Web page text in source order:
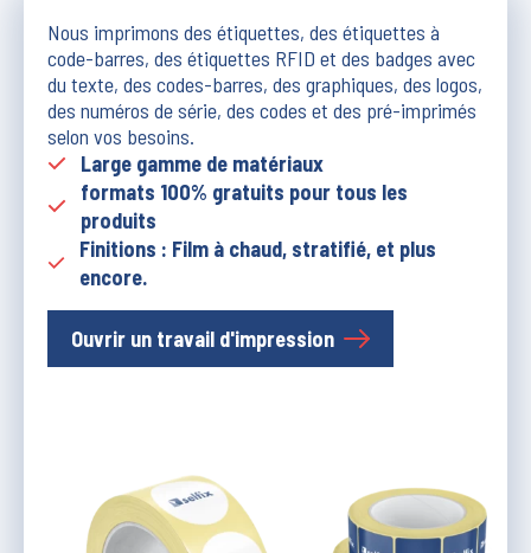
Nous imprimons des étiquettes, des étiquettes à
code-barres, des étiquettes RFID et des badges avec
du texte, des codes-barres, des graphiques, des logos,
des numéros de série, des codes et des pré-imprimés
selon vos besoins.
Large gamme de matériaux
formats 100% gratuits pour tous les
produits
Finitions : Film à chaud, stratifié, et plus
encore.
Ouvrir un travail d'impression